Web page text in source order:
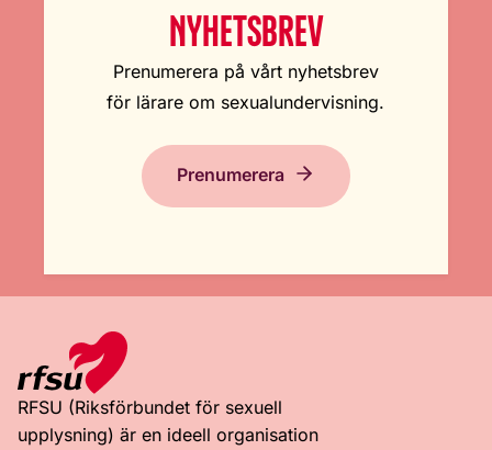
NYHETSBREV
Prenumerera på vårt nyhetsbrev
för lärare om sexualundervisning.
Prenumerera
RFSU (Riksförbundet för sexuell
upplysning) är en ideell organisation